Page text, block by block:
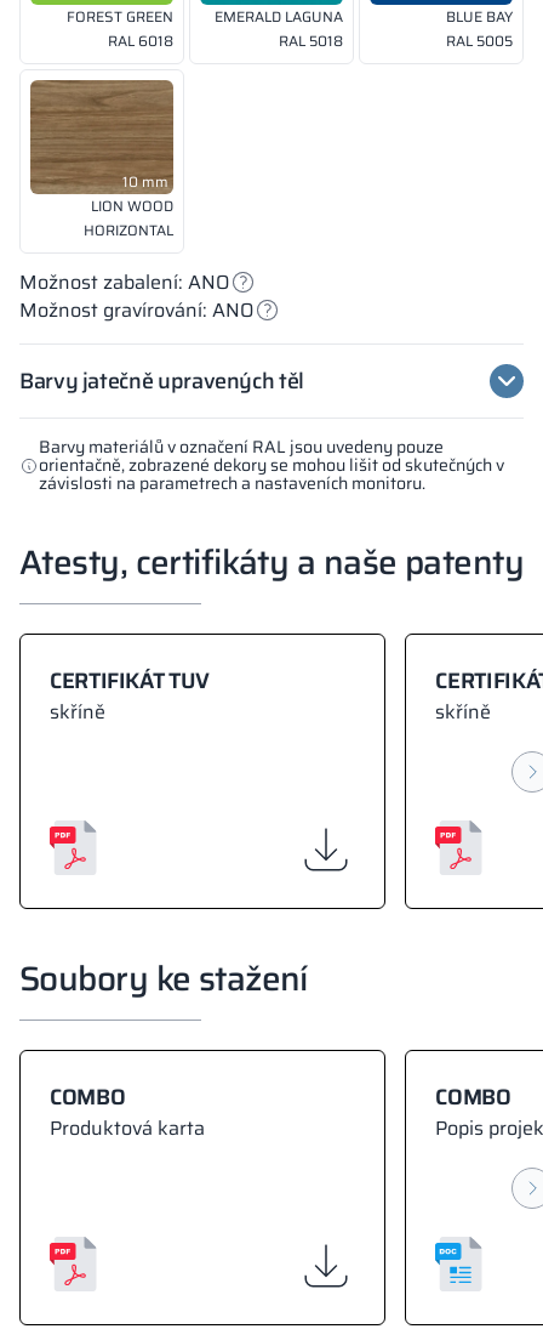
Barvy materiálů v označení RAL jsou uvedeny pouze
orientačně, zobrazené dekory se mohou lišit od skutečných v
závislosti na parametrech a nastaveních monitoru.
FOREST GREEN
RAL 6018
EMERALD LAGUNA
RAL 5018
BLUE BAY
RAL 5005
10 mm
LION WOOD
HORIZONTAL
Možnost zabalení: ANO
Možnost gravírování: ANO
Barvy jatečně upravených těl
Atesty, certifikáty a naše patenty
CERTIFIKÁT TUV
skříně skříně
Soubory ke stažení
COMBO
Produktová karta
COMBO
Popis